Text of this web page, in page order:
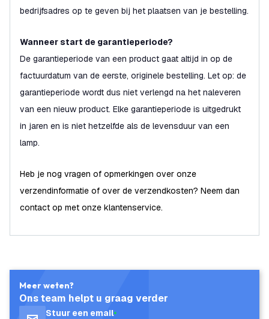
bedrijfsadres op te geven bij het plaatsen van je bestelling.
Wanneer start de garantieperiode?
De garantieperiode van een product gaat altijd in op de
factuurdatum van de eerste, originele bestelling. Let op: de
garantieperiode wordt dus niet verlengd na het naleveren
van een nieuw product. Elke garantieperiode is uitgedrukt
in jaren en is niet hetzelfde als de levensduur van een
lamp.
Heb je nog vragen of opmerkingen over onze
verzendinformatie of over de verzendkosten? Neem dan
contact op met onze klantenservice.
Meer weten?
Ons team helpt u graag verder
Stuur een email